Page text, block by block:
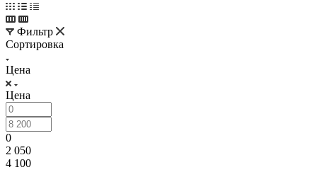
Фильтр
Сортировка
Цена
Цена
0
2 050
4 100